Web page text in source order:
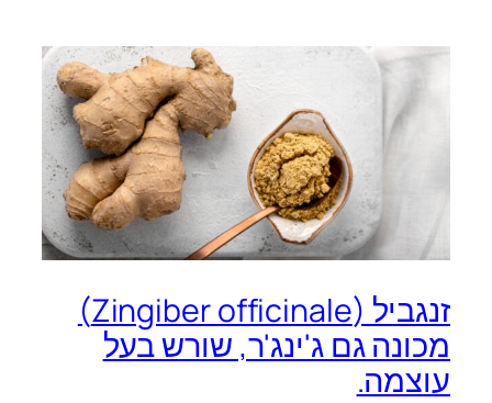
זנגביל (Zingiber officinale)
מכונה גם ג'ינג'ר, שורש בעל
עוצמה.